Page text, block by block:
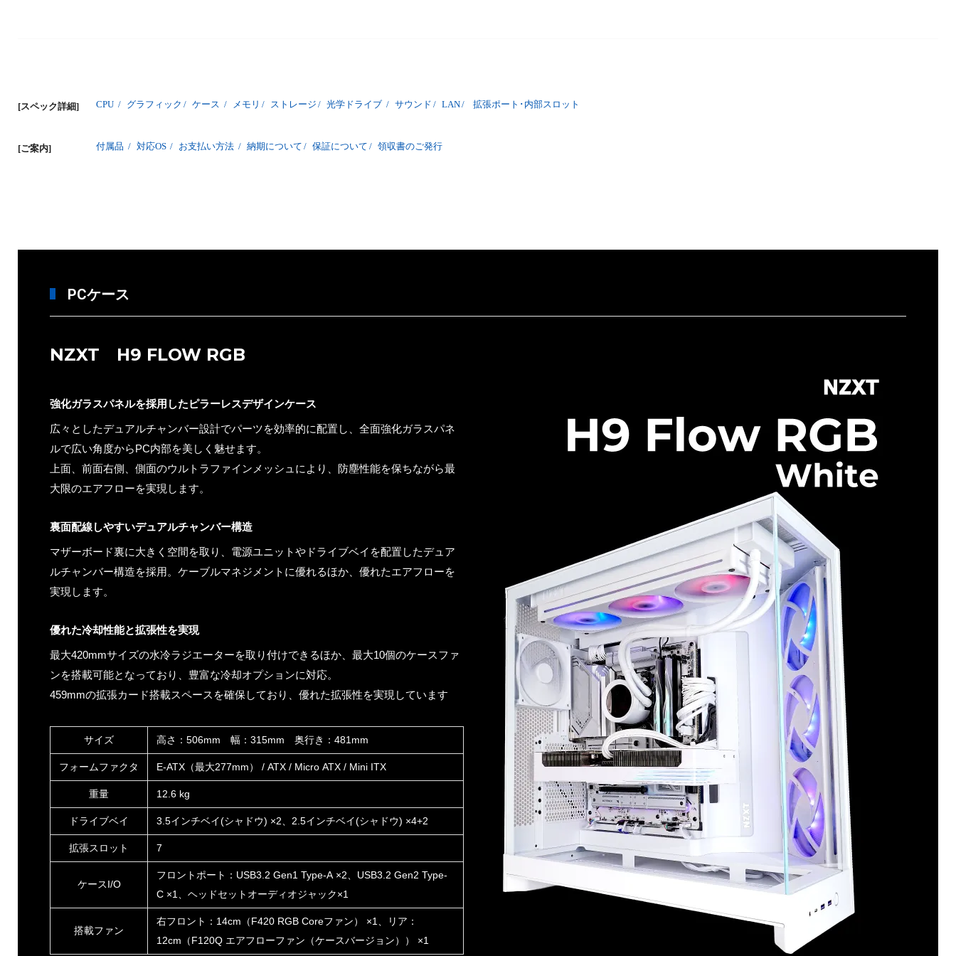
[スペック詳細] CPU / グラフィック / ケース / メモリ / ストレージ / 光学ドライブ / サウンド / LAN/ 拡張ポート･内部スロット
[ご案内] 付属品 / 対応OS / お支払い方法 / 納期について / 保証について / 領収書のご発行
PCケース
NZXT H9 FLOW RGB
強化ガラスパネルを採用したピラーレスデザインケース
広々としたデュアルチャンバー設計でパーツを効率的に配置し、全面強化ガラスパネ
ルで広い角度からPC内部を美しく魅せます。
上面、前面右側、側面のウルトラファインメッシュにより、防塵性能を保ちながら最
大限のエアフローを実現します。
裏面配線しやすいデュアルチャンバー構造
マザーボード裏に大きく空間を取り、電源ユニットやドライブベイを配置したデュア
ルチャンバー構造を採用。ケーブルマネジメントに優れるほか、優れたエアフローを
実現します。
優れた冷却性能と拡張性を実現
最大420mmサイズの水冷ラジエーターを取り付けできるほか、最大10個のケースファ
ンを搭載可能となっており、豊富な冷却オプションに対応。
459mmの拡張カード搭載スペースを確保しており、優れた拡張性を実現しています
サイズ 高さ：506mm 幅：315mm 奥行き：481mm
フォームファクタ E-ATX（最大277mm） / ATX / Micro ATX / Mini ITX
重量 12.6 kg
ドライブベイ 3.5インチベイ(シャドウ) ×2、2.5インチベイ(シャドウ) ×4+2
拡張スロット 7
ケースI/O
フロントポート：USB3.2 Gen1 Type-A ×2、USB3.2 Gen2 Type-
C ×1、ヘッドセットオーディオジャック×1
搭載ファン
右フロント：14cm（F420 RGB Coreファン） ×1、リア：
12cm（F120Q エアフローファン（ケースバージョン）） ×1